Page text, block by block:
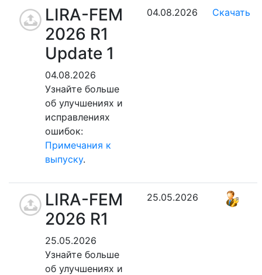
LIRA-FEM
2026 R1
Update 1
04.08.2026
Узнайте больше
об улучшениях и
исправлениях
ошибок:
Примечания к
выпуску.
04.08.2026 Скачать
LIRA-FEM
2026 R1
25.05.2026
Узнайте больше
об улучшениях и
25.05.2026